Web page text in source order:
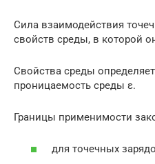
Сила взаимодействия
свойств среды, в которой
Свойства среды
проницаемость среды ε.
Границы применимости
для точечных